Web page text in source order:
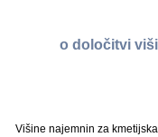
o določitvi
Višine najemnin za